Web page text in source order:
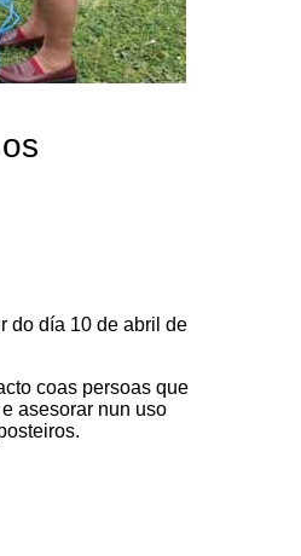
do día 10 de abril de
coas persoas que
asesorar nun uso